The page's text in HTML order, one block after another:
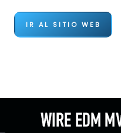
IR AL SITIO WEB